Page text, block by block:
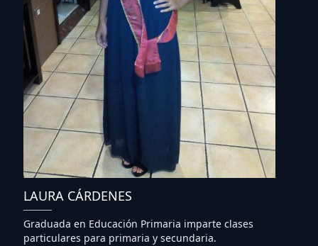
LAURA CÁRDENES
Graduada en Educación Primaria imparte clases
particulares para primaria y secundaria.